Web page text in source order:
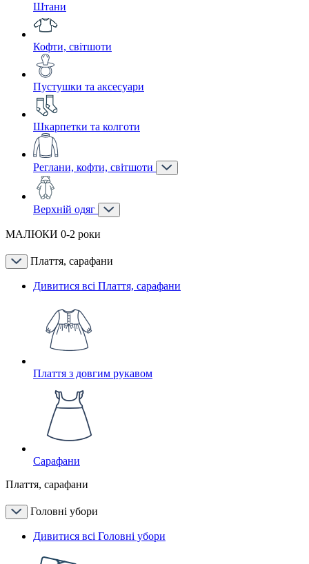
Штани
Кофти, світшоти
Пустушки та аксесуари
Шкарпетки та колготи
Реглани, кофти, світшоти
Верхній одяг
МАЛЮКИ 0-2 роки
Плаття, сарафани
Дивитися всі Плаття, сарафани
Плаття з довгим рукавом
Сарафани
Плаття, сарафани
Головні убори
Дивитися всі Головні убори